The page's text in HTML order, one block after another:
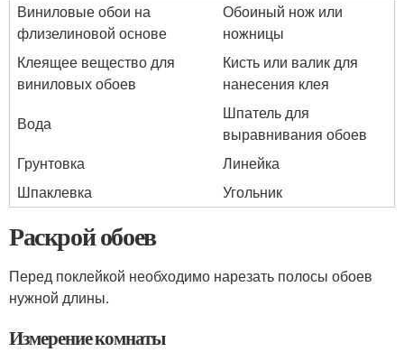
Виниловые обои на
флизелиновой основе
Обоиный нож или
ножницы
Клеящее вещество для
виниловых обоев
Кисть или валик для
нанесения клея
Вода
Шпатель для
выравнивания обоев
Грунтовка
Линейка
Шпаклевка
Угольник
Раскрой обоев
Перед поклейкой необходимо нарезать полосы обоев
нужной длины.
Измерение комнаты